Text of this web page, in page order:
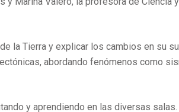
la Tierra y explicar los cambios en su
abordando fenómenos como
y aprendiendo en las diversas salas.